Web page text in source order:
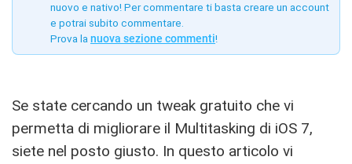
nuovo e nativo! Per commentare ti basta creare un account
e potrai subito commentare.
Prova la nuova sezione commenti!
Se state cercando un tweak gratuito che vi
permetta di migliorare il Multitasking di iOS 7,
siete nel posto giusto. In questo articolo vi